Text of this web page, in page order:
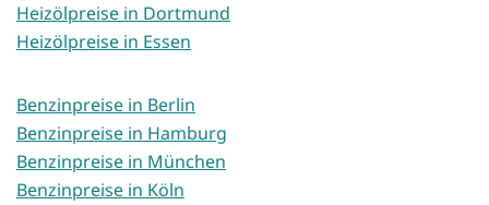
Heizölpreise in Dortmund
Heizölpreise in Essen
Benzinpreise in Berlin
Benzinpreise in Hamburg
Benzinpreise in München
Benzinpreise in Köln